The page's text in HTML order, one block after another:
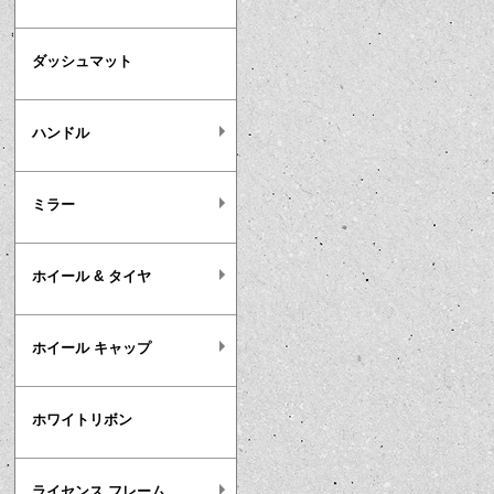
ダッシュマット
ハンドル
ミラー
ホイール & タイヤ
ホイール キャップ
ホワイトリボン